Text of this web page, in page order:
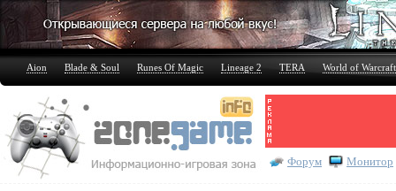
Aion Blade & Soul Runes Of Magic Lineage 2 TERA World of Warcraft
Форум Монитор